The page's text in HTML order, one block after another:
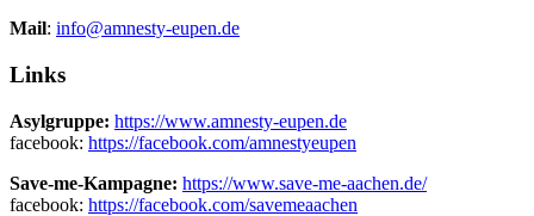
Mail: info@amnesty-eupen.de
Links
Asylgruppe: https://www.amnesty-eupen.de
facebook: https://facebook.com/amnestyeupen
Save-me-Kampagne: https://www.save-me-aachen.de/
facebook: https://facebook.com/savemeaachen